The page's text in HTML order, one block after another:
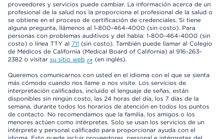
proveedores y servicios puede cambiar. La información acerca de un
profesional de la salud nos la proporciona el profesional de la salud o
se obtiene en el proceso de certificación de credenciales. Si tiene
alguna pregunta, llámenos al 1-800-464-4000 (sin costo). Para
personas con problemas auditivos y del habla: 1-800-464-4000 (sin
costo) o línea TTY al 711 (sin costo). También puede llamar al Colegio
de Médicos de California (Medical Board of California) al 916-263-
2382 o visitar su sitio web (en inglés).
Queremos comunicarnos con usted en el idioma con el que se sienta
más cómodo cuando nos llame o nos visite. Los servicios de
interpretación calificados, incluido el lenguaje de señas, están
disponibles sin ningún costo, las 24 horas del día, los 7 días de la
semana, durante todos los horarios de atención en todos los puntos
de contacto. No recomendamos que la familia, los amigos o los
menores actúen como intérpretes. Solo se usan los servicios de un
intérprete y personal calificado para proporcionar ayuda con el